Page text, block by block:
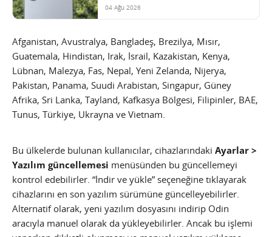
04 Ağu 2026
Afganistan, Avustralya, Bangladeş, Brezilya, Mısır,
Guatemala, Hindistan, Irak, İsrail, Kazakistan, Kenya,
Lübnan, Malezya, Fas, Nepal, Yeni Zelanda, Nijerya,
Pakistan, Panama, Suudi Arabistan, Singapur, Güney
Afrika, Sri Lanka, Tayland, Kafkasya Bölgesi, Filipinler, BAE,
Tunus, Türkiye, Ukrayna ve Vietnam.
Bu ülkelerde bulunan kullanıcılar, cihazlarındaki Ayarlar >
Yazılım güncellemesi menüsünden bu güncellemeyi
kontrol edebilirler. “İndir ve yükle” seçeneğine tıklayarak
cihazlarını en son yazılım sürümüne güncelleyebilirler.
Alternatif olarak, yeni yazılım dosyasını indirip Odin
aracıyla manuel olarak da yükleyebilirler. Ancak bu işlemi